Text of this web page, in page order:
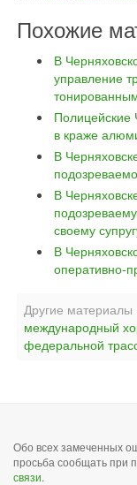
Похожие
В
управление
Полицейские
в краже
В
В
своему
В
оперативно-
Другие материалы
международный
федеральной
Обо всех замеченных
просьба сообщать
связи.